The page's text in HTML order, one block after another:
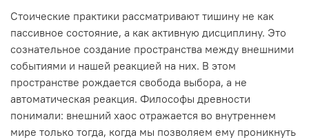
Стоические практики рассматривают тишину не как
пассивное состояние, а как активную дисциплину. Это
сознательное создание пространства между внешними
событиями и нашей реакцией на них. В этом
пространстве рождается свобода выбора, а не
автоматическая реакция. Философы древности
понимали: внешний хаос отражается во внутреннем
мире только тогда, когда мы позволяем ему проникнуть